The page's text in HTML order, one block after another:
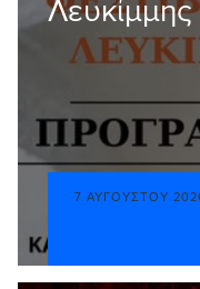
7 ΑΥΓΟΎΣΤΟΥ